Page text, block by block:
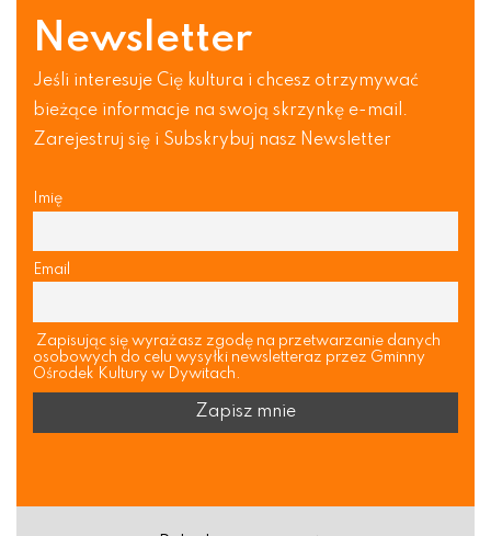
Newsletter
Jeśli interesuje Cię kultura i chcesz otrzymywać
bieżące informacje na swoją skrzynkę e-mail.
Zarejestruj się i Subskrybuj nasz Newsletter
Imię
Email
Zapisując się wyrażasz zgodę na przetwarzanie danych
osobowych do celu wysyłki newsletteraz przez Gminny
Ośrodek Kultury w Dywitach.